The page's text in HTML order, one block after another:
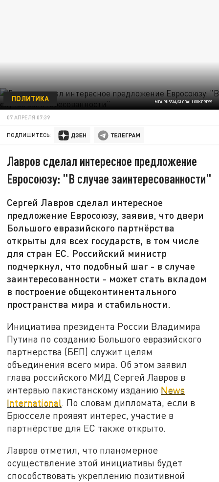
MFA RUSSIA/GLOBALLOOKPRESS
ПОЛИТИКА
07 АПРЕЛЯ 07:39
ПОДПИШИТЕСЬ:
Лавров сделал интересное предложение
Евросоюзу: "В случае заинтересованности"
Сергей Лавров сделал интересное
предложение Евросоюзу, заявив, что двери
Большого евразийского партнёрства
открыты для всех государств, в том числе
для стран ЕС. Российский министр
подчеркнул, что подобный шаг - в случае
заинтересованности - может стать вкладом
в построение общеконтинентального
пространства мира и стабильности.
Инициатива президента России Владимира
Путина по созданию Большого евразийского
партнерства (БЕП) служит целям
объединения всего мира. Об этом заявил
глава российского МИД Сергей Лавров в
интервью пакистанскому изданию News
International. По словам дипломата, если в
Брюсселе проявят интерес, участие в
партнёрстве для ЕС также открыто.
Лавров отметил, что планомерное
осуществление этой инициативы будет
способствовать укреплению позитивной